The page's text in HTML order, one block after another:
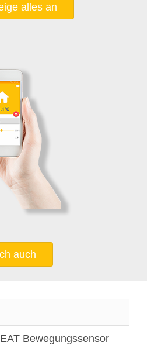
alles an
auch
Bewegungssensor